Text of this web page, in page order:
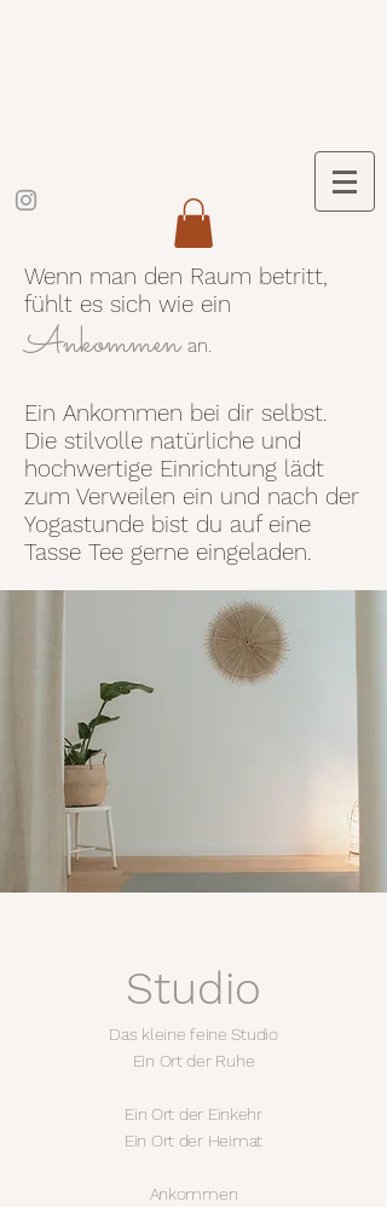
Wenn man den Raum betritt,
fühlt es sich wie ein
Ankommen an.
Ein Ankommen bei dir selbst.
Die stilvolle natürliche und
hochwertige Einrichtung lädt
zum Verweilen ein und nach der
Yogastunde bist du auf eine
Tasse Tee gerne eingeladen.
Studio
Das kleine feine Studio
Ein Ort der Ruhe
Ein Ort der Einkehr
Ein Ort der Heimat
Ankommen